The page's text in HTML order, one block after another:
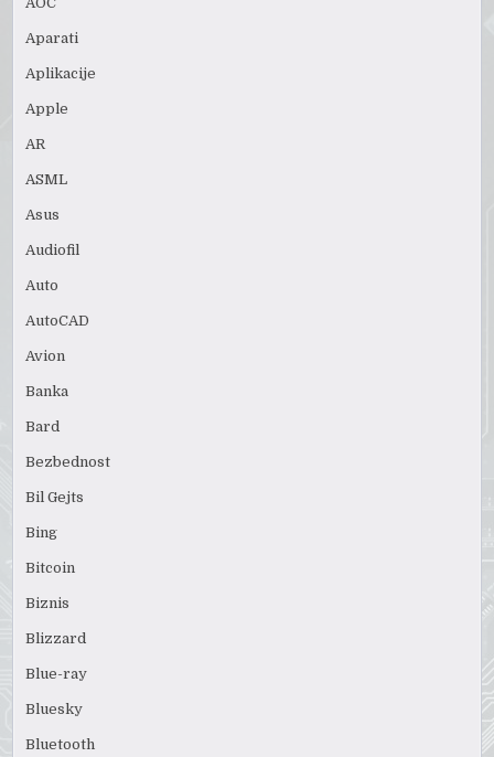
Aparati
Aplikacije
Apple
AR
ASML
Asus
Audiofil
Auto
AutoCAD
Avion
Banka
Bard
Bezbednost
Bil Gejts
Bing
Bitcoin
Biznis
Blizzard
Blue-ray
Bluesky
Bluetooth